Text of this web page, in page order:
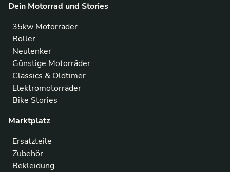
Dein Motorrad und Stories
35kw Motorräder
Roller
Neulenker
Günstige Motorräder
Classics & Oldtimer
Elektromotorräder
Bike Stories
Marktplatz
Ersatzteile
Zubehör
Bekleidung